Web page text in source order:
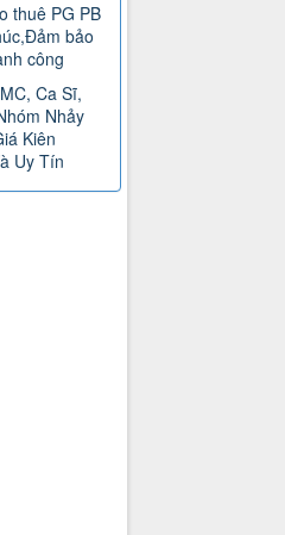
thuê PG PB
bảo
công
Ca Sĩ,
Nhảy
Kiên
Uy Tín